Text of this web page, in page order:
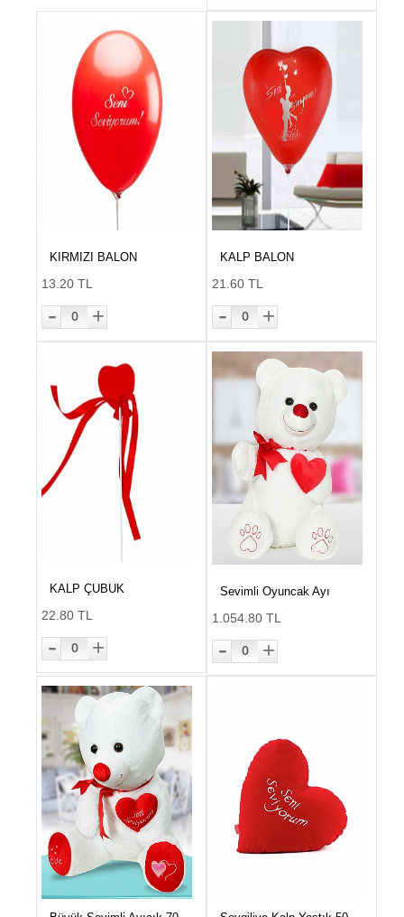
KIRMIZI BALON
13.20 TL
- 0 +
KALP BALON
21.60 TL
- 0 +
KALP ÇUBUK
22.80 TL
- 0 +
Sevimli Oyuncak Ayı
1.054.80 TL
- 0 +